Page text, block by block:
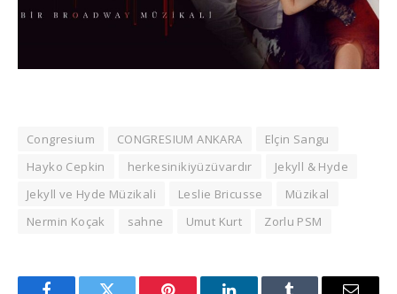
Congresium CONGRESIUM ANKARA
Elçin Sangu
Hayko Cepkin
herkesinikiyüzüvardır
Jekyll & Hyde
Jekyll ve Hyde Müzikali
Leslie Bricusse
Müzikal
Nermin Koçak
sahne Umut Kurt Zorlu PSM